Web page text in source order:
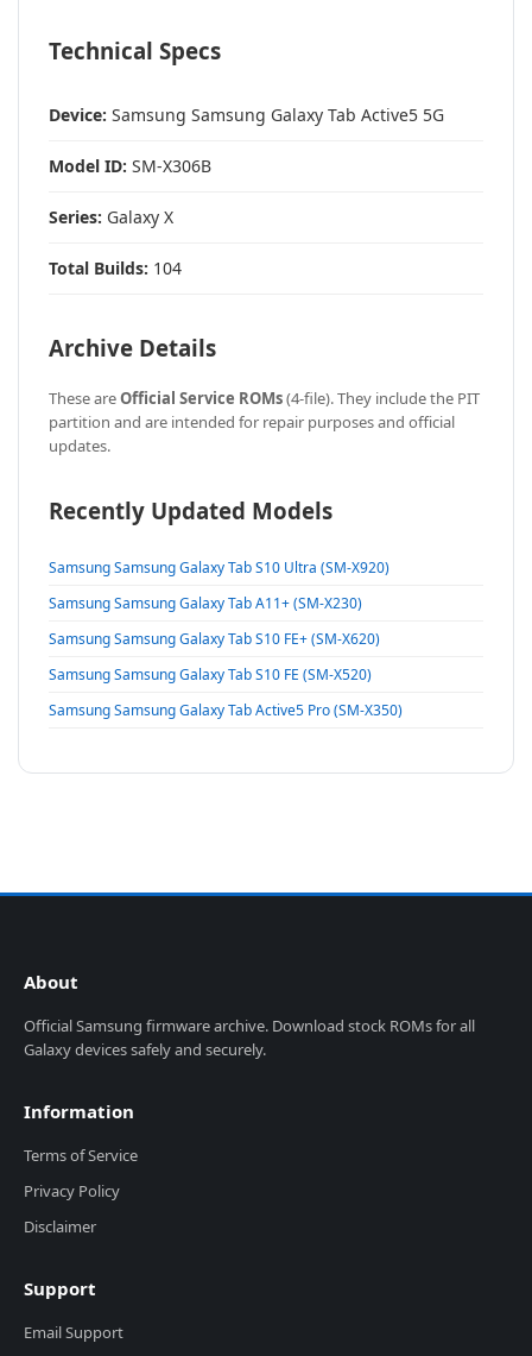
Technical Specs
Device: Samsung Samsung Galaxy Tab Active5 5G
Model ID: SM-X306B
Series: Galaxy X
Total Builds: 104
Archive Details
These areOfficial Service ROMs(4-file). They include the PIT
partition and are intended for repair purposes and official
updates.
Recently Updated Models
Samsung Samsung Galaxy Tab S10 Ultra (SM-X920)
Samsung Samsung Galaxy Tab A11+ (SM-X230)
Samsung Samsung Galaxy Tab S10 FE+ (SM-X620)
Samsung Samsung Galaxy Tab S10 FE (SM-X520)
Samsung Samsung Galaxy Tab Active5 Pro (SM-X350)
About
Official Samsung firmware archive. Download stock ROMs for all
Galaxy devices safely and securely.
Information
Terms of Service
Privacy Policy
Disclaimer
Support
Email Support